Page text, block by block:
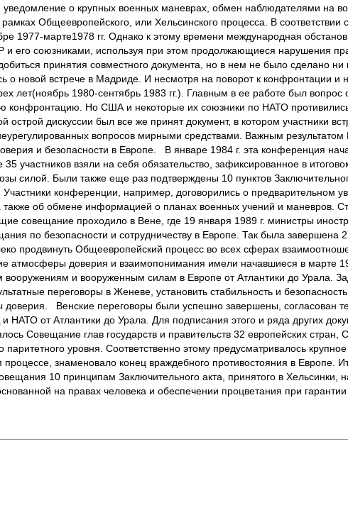
о крупных военных маневрах, обмен наблюдателями на
Общеевропейского, или Хельсинского процесса. В соответствии
1977-марте1978 гг. Однако к этому времени международная
его союзниками, используя при этом продолжающиеся нарушения
принятия совместного документа, но в нем не было сделано
о новой встрече в Мадриде. И несмотря на поворот к конфронтации и
лет(ноябрь 1980-сентябрь 1983 гг.). Главным в ее работе был вопрос
конфронтацию. Но США и некоторые их союзники по НАТО
дискуссии был все же принят документ, в котором участники
вопросов мирными средствами. Важным
и безопасности в Европе. В январе 1984 г. эта конференция
участников взяли на себя обязательство, зафиксированное в
силой. Были также еще раз подтверждены 10 пунктов
конференции, например, договорились о предварительном
об обмене информацией о планах военных учений и маневров.
совещание проходило в Вене, где 19 января 1989 г. министры
по безопасности и сотрудничеству в Европе. Так была завершена
продвинуть Общеевропейский процесс во всех сферах
атмосферы доверия и взаимопонимания имели начавшиеся в марте
и вооруженным силам в Европе от Атлантики до Урала.
переговоры в Женеве, установить стабильность и
Венские переговоры были успешно завершены, согласован
от Атлантики до Урала. Для подписания этого и ряда других
Совещание глав государств и правительств 32 европейских
уровня. Соответственно этому предусматривалось
знаменовало конец враждебного противостояния в Европе.
10 принципам Заключительного акта, принятого в Хельсинки,
на правах человека и обеспечении процветания при